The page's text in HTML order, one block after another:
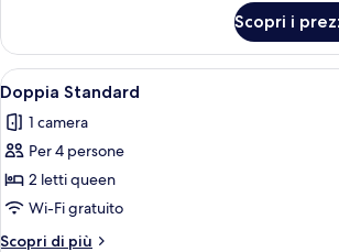
disabili
Standard,
accessibile
ai
disabili
Scopri i
Apri
tutte
le
foto
per
Doppia
Standard
Camera
9
Doppia Standard
1 camera
Per 4 persone
2 letti queen
Wi-Fi gratuito
Scopri di più
Altri